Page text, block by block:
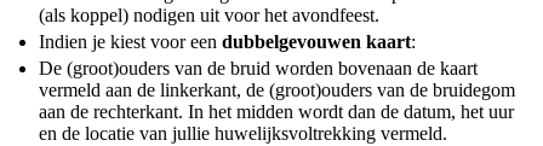
(als koppel) nodigen uit voor het avondfeest.
Indien je kiest voor een dubbelgevouwen kaart:
De (groot)ouders van de bruid worden bovenaan de kaart
vermeld aan de linkerkant, de (groot)ouders van de bruidegom
aan de rechterkant. In het midden wordt dan de datum, het uur
en de locatie van jullie huwelijksvoltrekking vermeld.